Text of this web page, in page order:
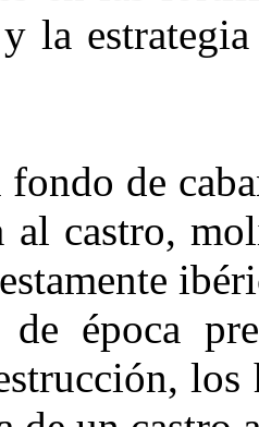
la
de
al castro,
de época